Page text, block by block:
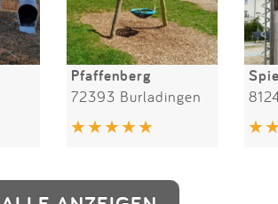
Pfaffenberg
72393 Burladingen